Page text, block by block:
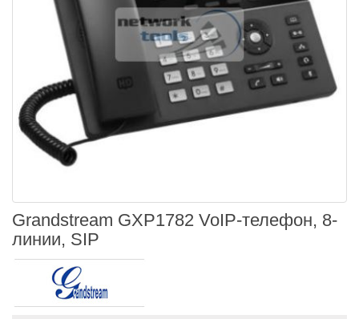
Grandstream GXP1782 VoIP-телефон, 8-
линии, SIP